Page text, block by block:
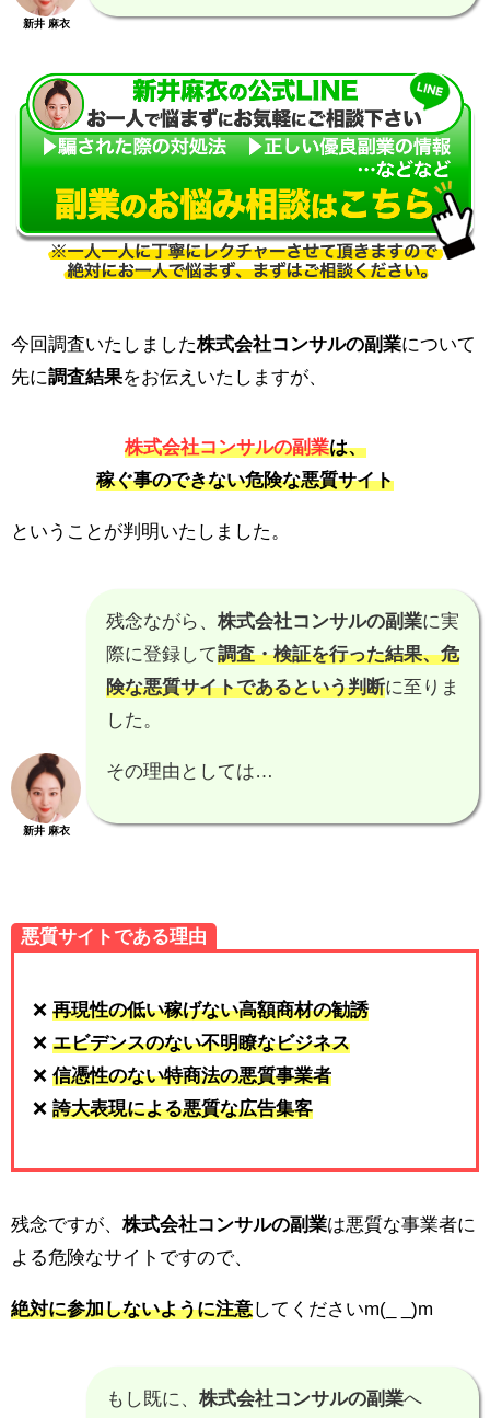
新井 麻衣
今回調査いたしました株式会社コンサルの副業について
先に調査結果をお伝えいたしますが、
株式会社コンサルの副業は、
稼ぐ事のできない危険な悪質サイト
ということが判明いたしました。
新井 麻衣
残念ながら、 株式会社コンサルの副業に実
際に登録して調査・検証を行った結果、危
険な悪質サイトであるという判断に至りま
した。
その理由としては…
悪質サイトである理由
❌ 再現性の低い稼げない高額商材の勧誘
❌ エビデンスのない不明瞭なビジネス
❌ 信憑性のない特商法の悪質事業者
❌ 誇大表現による悪質な広告集客
残念ですが、 株式会社コンサルの副業は悪質な事業者に
よる危険なサイトですので、
絶対に参加しないように注意してくださいm(_ _)m
もし既に、 株式会社コンサルの副業へ